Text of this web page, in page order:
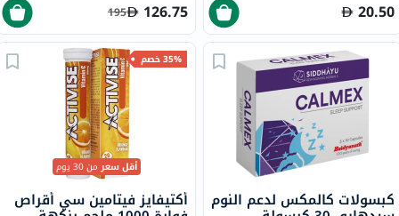
20.50
126.75
195
كبسولات كالمكس لدعم النوم
35% خصم
أقل سعرمن 30 يوم
أكتيفايز فيتامين سي أقراص